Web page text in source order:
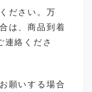
ださい。万
は、商品到着
連絡くださ
願いする場合